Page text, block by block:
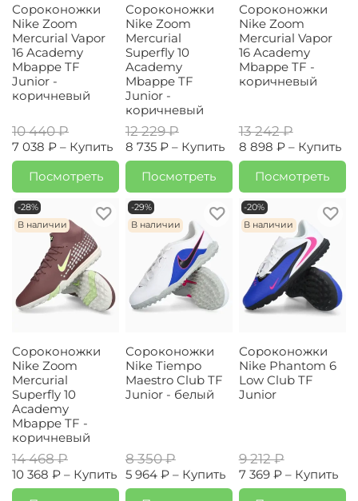
Сороконожки
Nike Zoom
Mercurial Vapor
16 Academy
Mbappe TF
Junior -
коричневый
10 440 ₽
7 038 ₽ – Купить
Посмотреть
Сороконожки
Nike Zoom
Mercurial
Superfly 10
Academy
Mbappe TF
Junior -
коричневый
12 229 ₽
8 735 ₽ – Купить
Посмотреть
Сороконожки
Nike Zoom
Mercurial Vapor
16 Academy
Mbappe TF -
коричневый
13 242 ₽
8 898 ₽ – Купить
Посмотреть
-28%
В наличии
Сороконожки
Nike Zoom
Mercurial
Superfly 10
Academy
Mbappe TF -
коричневый
14 468 ₽
10 368 ₽ – Купить
-29%
В наличии
Сороконожки
Nike Tiempo
Maestro Club TF
Junior - белый
8 350 ₽
5 964 ₽ – Купить
-20%
В наличии
Сороконожки
Nike Phantom 6
Low Club TF
Junior
9 212 ₽
7 369 ₽ – Купить